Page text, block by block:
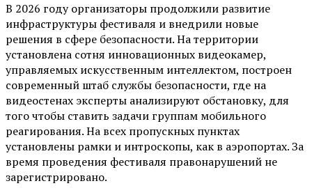
В 2026 году организаторы продолжили развитие
инфраструктуры фестиваля и внедрили новые
решения в сфере безопасности. На территории
установлена сотня инновационных видеокамер,
управляемых искусственным интеллектом, построен
современный штаб службы безопасности, где на
видеостенах эксперты анализируют обстановку, для
того чтобы ставить задачи группам мобильного
реагирования. На всех пропускных пунктах
установлены рамки и интроскопы, как в аэропортах. За
время проведения фестиваля правонарушений не
зарегистрировано.